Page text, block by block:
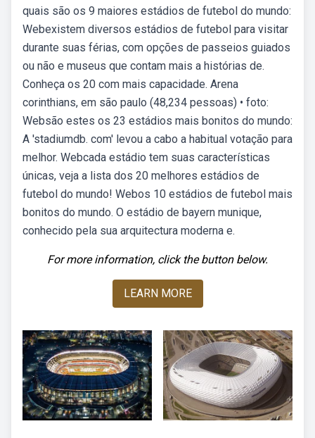
quais são os 9 maiores estádios de futebol do mundo:
Webexistem diversos estádios de futebol para visitar
durante suas férias, com opções de passeios guiados
ou não e museus que contam mais a histórias de.
Conheça os 20 com mais capacidade. Arena
corinthians, em são paulo (48,234 pessoas) • foto:
Websão estes os 23 estádios mais bonitos do mundo:
A 'stadiumdb. com' levou a cabo a habitual votação para
melhor. Webcada estádio tem suas características
únicas, veja a lista dos 20 melhores estádios de
futebol do mundo! Webos 10 estádios de futebol mais
bonitos do mundo. O estádio de bayern munique,
conhecido pela sua arquitectura moderna e.
For more information, click the button below.
LEARN MORE